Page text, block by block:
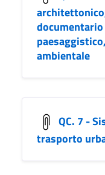
ambientale
QC. 7 -
trasporto